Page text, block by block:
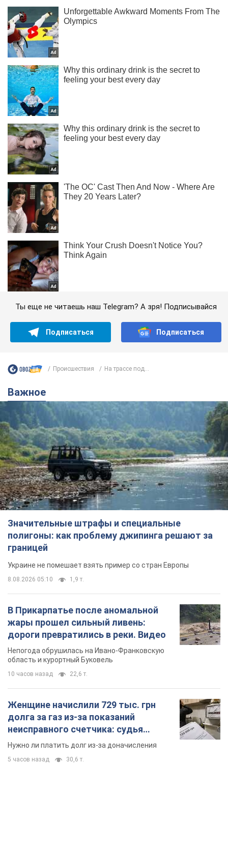
Ты еще не читаешь наш Telegram? А зря! Подписывайся
Подписаться Подписаться
Происшествия На трассе под...
Важное
Значительные штрафы и специальные
полигоны: как проблему джипинга решают за
границей
Украине не помешает взять пример со стран Европы
8.08.2026 05:10 1,9 т.
В Прикарпатье после аномальной
жары прошел сильный ливень:
дороги превратились в реки. Видео
Непогода обрушилась на Ивано-Франковскую
область и курортный Буковель
10 часов назад 22,6 т.
Женщине начислили 729 тыс. грн
долга за газ из-за показаний
неисправного счетчика: судья
вынес неожиданное решение
Нужно ли платить долг из-за доначисления
5 часов назад 30,6 т.